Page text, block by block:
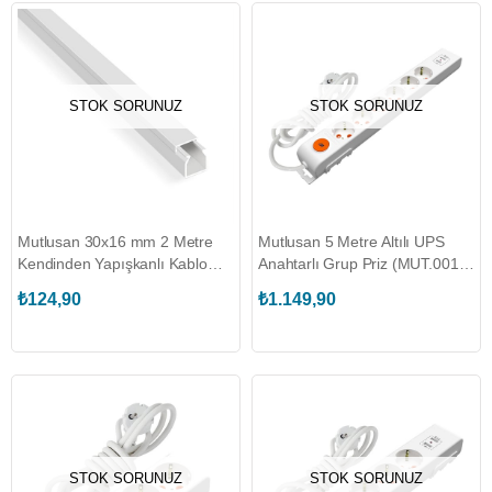
STOK SORUNUZ
Mutlusan 30x16 mm 2 Metre
Kendinden Yapışkanlı Kablo
20 00)
₺124,90
STOK SORUNUZ
Mutlusan 5 Metre Altılı UPS
Anahtarlı Grup Priz (MUT.001
₺1.149,90
STOK SORUNUZ STOK SORUNUZ